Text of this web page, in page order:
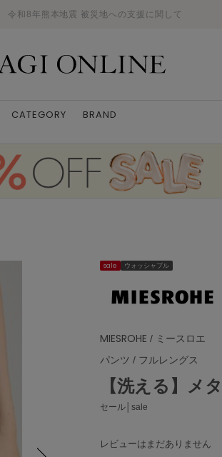
令和8年熊本地震 被災地への支援に関して
CATEGORY BRAND
sale ウォッシャブル
MIESROHE / ミースロエ
パンツ / フルレングス
【洗える】メ
セール│sale
レビューはまだありません